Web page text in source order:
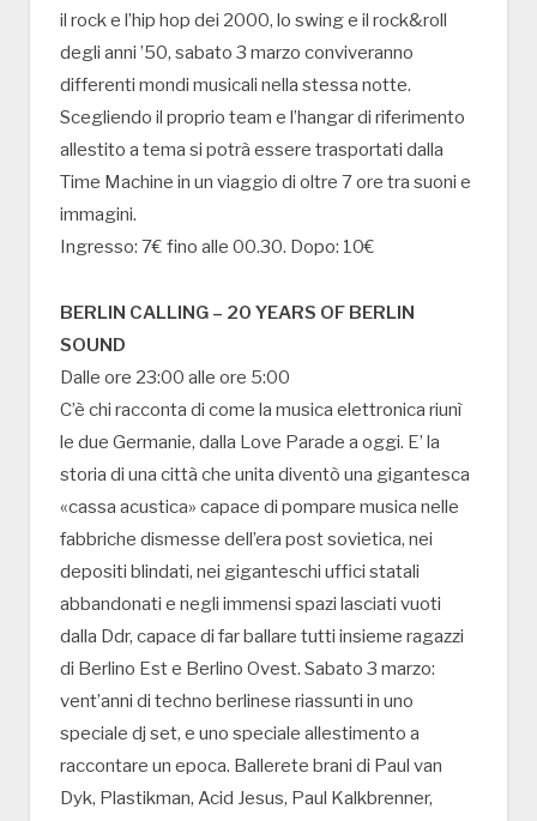
il rock e l’hip hop dei 2000, lo swing e il rock&roll
degli anni ’50, sabato 3 marzo conviveranno
differenti mondi musicali nella stessa notte.
Scegliendo il proprio team e l’hangar di riferimento
allestito a tema si potrà essere trasportati dalla
Time Machine in un viaggio di oltre 7 ore tra suoni e
immagini.
Ingresso: 7€ fino alle 00.30. Dopo: 10€
BERLIN CALLING – 20 YEARS OF BERLIN
SOUND
Dalle ore 23:00 alle ore 5:00
C’è chi racconta di come la musica elettronica riunì
le due Germanie, dalla Love Parade a oggi. E’ la
storia di una città che unita diventò una gigantesca
«cassa acustica» capace di pompare musica nelle
fabbriche dismesse dell’era post sovietica, nei
depositi blindati, nei giganteschi uffici statali
abbandonati e negli immensi spazi lasciati vuoti
dalla Ddr, capace di far ballare tutti insieme ragazzi
di Berlino Est e Berlino Ovest. Sabato 3 marzo:
vent’anni di techno berlinese riassunti in uno
speciale dj set, e uno speciale allestimento a
raccontare un epoca. Ballerete brani di Paul van
Dyk, Plastikman, Acid Jesus, Paul Kalkbrenner,